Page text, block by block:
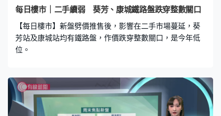
每日樓市｜二手續弱 葵芳、康城鐵路盤跌穿整數關口
【每日樓市】新盤劈價推售後，影響在二手市場蔓延，葵
芳站及康城站均有鐵路盤，作價跌穿整數關口，是今年低
位。